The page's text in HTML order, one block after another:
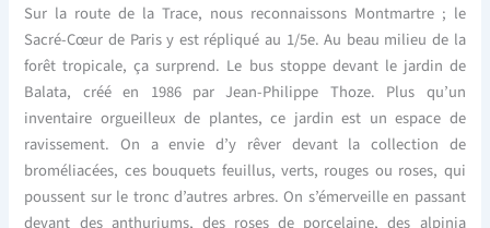
Sur la route de la Trace, nous reconnaissons Montmartre ; le
Sacré-Cœur de Paris y est répliqué au 1/5e. Au beau milieu de la
forêt tropicale, ça surprend. Le bus stoppe devant le jardin de
Balata, créé en 1986 par Jean-Philippe Thoze. Plus qu’un
inventaire orgueilleux de plantes, ce jardin est un espace de
ravissement. On a envie d’y rêver devant la collection de
broméliacées, ces bouquets feuillus, verts, rouges ou roses, qui
poussent sur le tronc d’autres arbres. On s’émerveille en passant
devant des anthuriums, des roses de porcelaine, des alpinia